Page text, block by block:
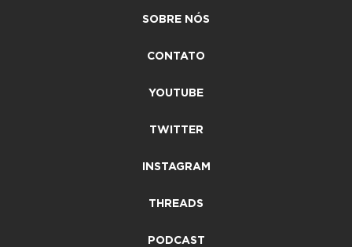
SOBRE NÓS
CONTATO
YOUTUBE
TWITTER
INSTAGRAM
THREADS
PODCAST